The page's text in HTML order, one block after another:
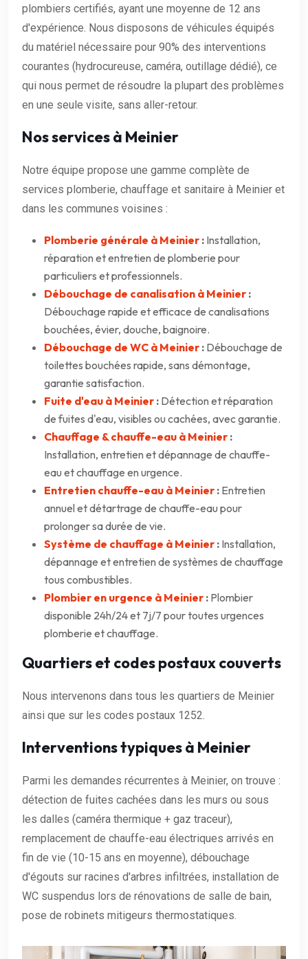
plombiers certifiés, ayant une moyenne de 12 ans
d'expérience. Nous disposons de véhicules équipés
du matériel nécessaire pour 90% des interventions
courantes (hydrocureuse, caméra, outillage dédié), ce
qui nous permet de résoudre la plupart des problèmes
en une seule visite, sans aller-retour.
Nos services à Meinier
Notre équipe propose une gamme complète de
services plomberie, chauffage et sanitaire à Meinier et
dans les communes voisines :
Plomberie générale à Meinier : Installation,
réparation et entretien de plomberie pour
particuliers et professionnels.
Débouchage de canalisation à Meinier :
Débouchage rapide et efficace de canalisations
bouchées, évier, douche, baignoire.
Débouchage de WC à Meinier : Débouchage de
toilettes bouchées rapide, sans démontage,
garantie satisfaction.
Fuite d'eau à Meinier : Détection et réparation
de fuites d'eau, visibles ou cachées, avec garantie.
Chauffage & chauffe-eau à Meinier :
Installation, entretien et dépannage de chauffe-
eau et chauffage en urgence.
Entretien chauffe-eau à Meinier : Entretien
annuel et détartrage de chauffe-eau pour
prolonger sa durée de vie.
Système de chauffage à Meinier : Installation,
dépannage et entretien de systèmes de chauffage
tous combustibles.
Plombier en urgence à Meinier : Plombier
disponible 24h/24 et 7j/7 pour toutes urgences
plomberie et chauffage.
Quartiers et codes postaux couverts
Nous intervenons dans tous les quartiers de Meinier
ainsi que sur les codes postaux 1252.
Interventions typiques à Meinier
Parmi les demandes récurrentes à Meinier, on trouve :
détection de fuites cachées dans les murs ou sous
les dalles (caméra thermique + gaz traceur),
remplacement de chauffe-eau électriques arrivés en
fin de vie (10-15 ans en moyenne), débouchage
d'égouts sur racines d'arbres infiltrées, installation de
WC suspendus lors de rénovations de salle de bain,
pose de robinets mitigeurs thermostatiques.